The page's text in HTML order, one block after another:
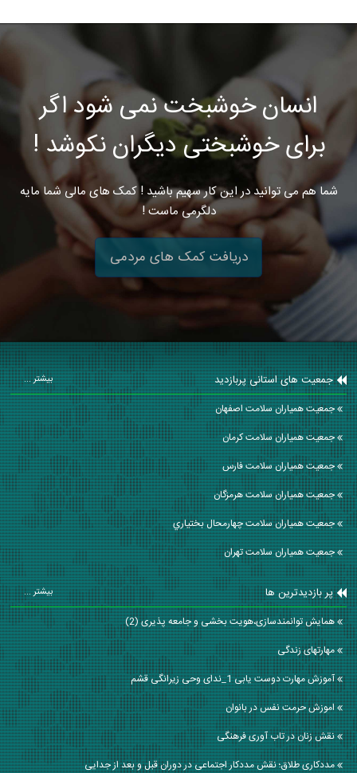
انسان خوشبخت نمی شود اگر
برای خوشبختی دیگران نکوشد !
شما هم می توانید در این کار سهیم باشید ! کمک های مالی شما مایه
دلگرمی ماست !
دریافت کمک های مردمی
جمعیت های استانی پربازدید بیشتر ...
جمعیت همیاران سلامت اصفهان
جمعیت همیاران سلامت كرمان
جمعیت همیاران سلامت فارس
جمعیت همیاران سلامت هرمزگان
جمعیت همیاران سلامت چهارمحال بختياري
جمعیت همیاران سلامت تهران
پر بازدیدترین ها بیشتر ...
همایش توانمندسازی،هویت بخشی و جامعه پذیری (2)
مهارتهای زندگی
آموزش مهارت دوست یابی 1_ندای وحی زیرانگی قشم
اموزش حرمت نفس در بانوان
نقش زنان در تاب آوری فرهنگی
مددکاری طلاق؛ نقش مددکار اجتماعی در دوران قبل و بعد از جدایی